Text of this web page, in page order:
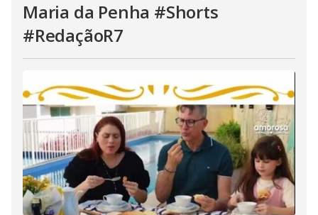
Maria da Penha #Shorts
#RedaçãoR7